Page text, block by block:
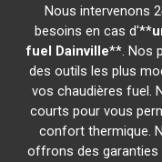
Nous intervenons
besoins en cas d'**
fuel Dainville**. Nos
des outils les plus
vos chaudières fuel.
courts pour vous
confort thermique.
offrons des garanties